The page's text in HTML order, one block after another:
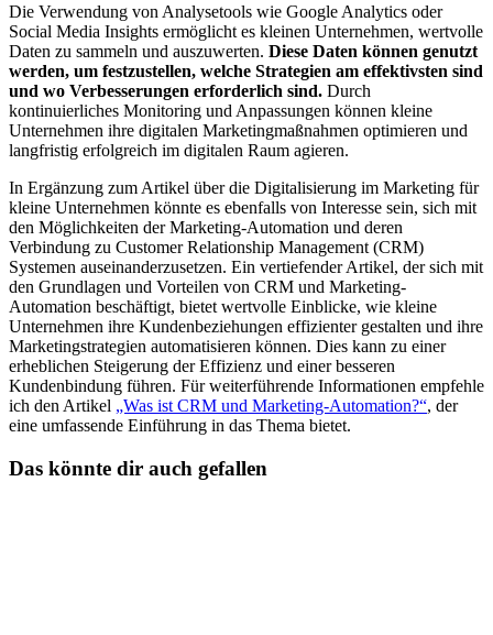
Die Verwendung von Analysetools wie Google Analytics oder
Social Media Insights ermöglicht es kleinen Unternehmen, wertvolle
Daten zu sammeln und auszuwerten. Diese Daten können genutzt
werden, um festzustellen, welche Strategien am effektivsten sind
und wo Verbesserungen erforderlich sind. Durch
kontinuierliches Monitoring und Anpassungen können kleine
Unternehmen ihre digitalen Marketingmaßnahmen optimieren und
langfristig erfolgreich im digitalen Raum agieren.
In Ergänzung zum Artikel über die Digitalisierung im Marketing für
kleine Unternehmen könnte es ebenfalls von Interesse sein, sich mit
den Möglichkeiten der Marketing-Automation und deren
Verbindung zu Customer Relationship Management (CRM)
Systemen auseinanderzusetzen. Ein vertiefender Artikel, der sich mit
den Grundlagen und Vorteilen von CRM und Marketing-
Automation beschäftigt, bietet wertvolle Einblicke, wie kleine
Unternehmen ihre Kundenbeziehungen effizienter gestalten und ihre
Marketingstrategien automatisieren können. Dies kann zu einer
erheblichen Steigerung der Effizienz und einer besseren
Kundenbindung führen. Für weiterführende Informationen empfehle
ich den Artikel „Was ist CRM und Marketing-Automation?“, der
eine umfassende Einführung in das Thema bietet.
Das könnte dir auch gefallen